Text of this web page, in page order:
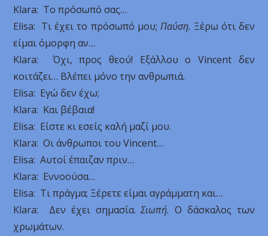
Klara: Το πρόσωπό σας…
Εlisa: Τι έχει το πρόσωπό μου; Παύση. Ξέρω ότι δεν
είμαι όμορφη αν…
Klara: Όχι, προς θεού! Εξάλλου ο Vincent δεν
κοιτάζει… Βλέπει μόνο την ανθρωπιά.
Εlisa: Εγώ δεν έχω;
Klara: Και βέβαια!
Εlisa: Είστε κι εσείς καλή μαζί μου.
Klara: Οι άνθρωποι του Vincent…
Εlisa: Αυτοί έπαιζαν πριν…
Klara: Εννοούσα…
Εlisa: Τι πράγμα; Ξέρετε είμαι αγράμματη και…
Klara: Δεν έχει σημασία.Σιωπή. Ο δάσκαλος των
χρωμάτων.